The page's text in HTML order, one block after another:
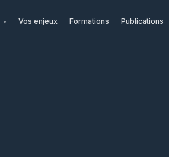
▾ Vos enjeux Formations Publications